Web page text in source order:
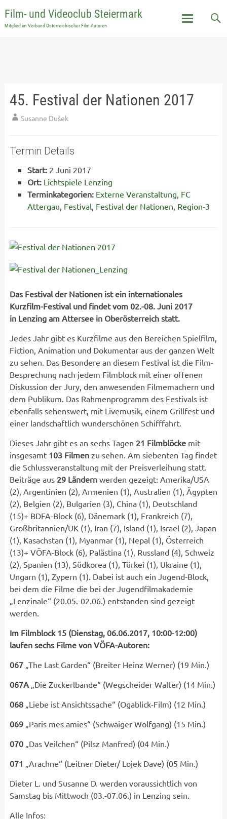
Film- und Videoclub Steiermark
Mitglied im Verband Österreichischer Film-Autoren
45. Festival der Nationen 2017
Susanne Dušek
Termin Details
Start:2 Juni 2017
Ort: Lichtspiele Lenzing
Terminkategorien: Externe Veranstaltung, FC
Attergau, Festival, Festival der Nationen, Region-3
Das Festival der Nationen ist ein internationales
Kurzfilm-Festival und findet vom 02.-08. Juni 2017
in Lenzing am Attersee in Oberösterreich statt.
Jedes Jahr gibt es Kurzfilme aus den Bereichen Spielfilm,
Fiction, Animation und Dokumentar aus der ganzen Welt
zu sehen. Das Besondere an diesem Festival ist die Film-
Besprechung nach jedem Filmblock mit einer offenen
Diskussion der Jury, den anwesenden Filmemachern und
dem Publikum. Das Rahmenprogramm des Festivals ist
ebenfalls sehenswert, mit Livemusik, einem Grillfest und
einer landschaftlich wunderschönen Schifffahrt.
Dieses Jahr gibt es an sechs Tagen 21 Filmblöckemit
insgesamt 103 Filmenzu sehen. Am siebenten Tag findet
die Schlussveranstaltung mit der Preisverleihung statt.
Beiträge aus 29 Ländernwerden gezeigt: Amerika/USA
(2), Argentinien (2), Armenien (1), Australien (1), Ägypten
(2), Belgien (2), Bulgarien (3), China (1), Deutschland
(15)+ BDFA-Block (6), Dänemark (1), Frankreich (7),
Großbritannien/UK (1), Iran (7), Island (1), Israel (2), Japan
(1), Kasachstan (1), Myanmar (1), Nepal (1), Österreich
(13)+ VÖFA-Block (6), Palästina (1), Russland (4), Schweiz
(2), Spanien (13), Südkorea (1), Türkei (1), Ukraine (1),
Ungarn (1), Zypern (1). Dabei ist auch ein Jugend-Block,
bei dem die Filme die bei der Jugendfilmakademie
„Lenzinale“ (20.05.-02.06.) entstanden sind gezeigt
werden.
Im Filmblock 15 (Dienstag, 06.06.2017, 10:00-12:00)
laufen sechs Filme von VÖFA-Autoren:
067„The Last Garden“ (Breiter Heinz Werner) (19 Min.)
067A„Die Zuckerlbande“ (Wegscheider Walter) (14 Min.)
068„Liebe ist Ansichtssache“ (Ogablick-Film) (12 Min.)
069„Paris mes amies“ (Schwaiger Wolfgang) (15 Min.)
070„Das Veilchen“ (Pilsz Manfred) (04 Min.)
071 „Arachne“ (Leitner Dieter/ Lojek Dave) (05 Min.)
Dieter L. und Susanne D. werden voraussichtlich von
Samstag bis Mittwoch (03.-07.06.) in Lenzing sein.
Alle Infos: